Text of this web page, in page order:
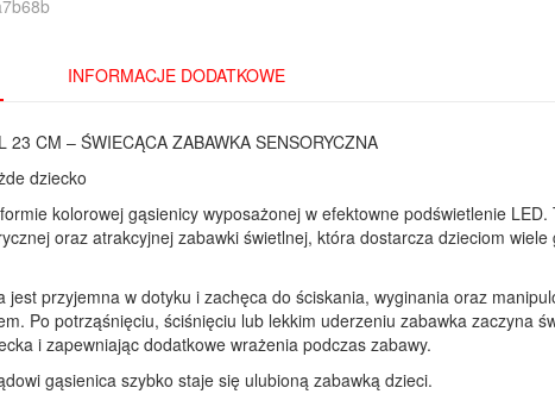
INFORMACJE DODATKOWE
CM – ŚWIECĄCA ZABAWKA SENSORYCZNA
dziecko
kolorowej gąsienicy wyposażonej w efektowne podświetlenie LED.
oraz atrakcyjnej zabawki świetlnej, która dostarcza dzieciom wiele
przyjemna w dotyku i zachęca do ściskania, wyginania oraz
Po potrząśnięciu, ściśnięciu lub lekkim uderzeniu zabawka zaczyna
i zapewniając dodatkowe wrażenia podczas zabawy.
gąsienica szybko staje się ulubioną zabawką dzieci.